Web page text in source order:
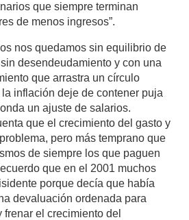
que siempre terminan
de menos ingresos”.
nos quedamos sin equilibrio de
desendeudamiento y con una
que arrastra un círculo
inflación deje de contener puja
un ajuste de salarios.
que el crecimiento del gasto y
pero más temprano que
de siempre los que paguen
que en el 2001 muchos
porque decía que había
devaluación ordenada para
el crecimiento del